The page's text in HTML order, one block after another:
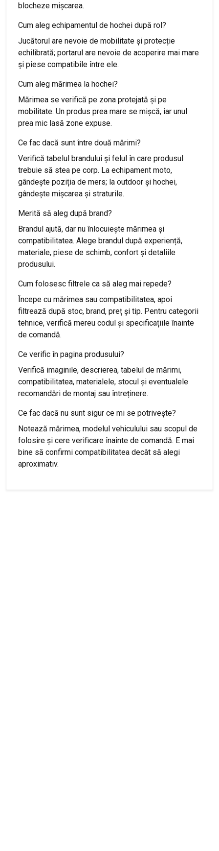
blocheze mișcarea.
Cum aleg echipamentul de hochei după rol?
Jucătorul are nevoie de mobilitate și protecție
echilibrată; portarul are nevoie de acoperire mai mare
și piese compatibile între ele.
Cum aleg mărimea la hochei?
Mărimea se verifică pe zona protejată și pe
mobilitate. Un produs prea mare se mișcă, iar unul
prea mic lasă zone expuse.
Ce fac dacă sunt între două mărimi?
Verifică tabelul brandului și felul în care produsul
trebuie să stea pe corp. La echipament moto,
gândește poziția de mers; la outdoor și hochei,
gândește mișcarea și straturile.
Merită să aleg după brand?
Brandul ajută, dar nu înlocuiește mărimea și
compatibilitatea. Alege brandul după experiență,
materiale, piese de schimb, confort și detaliile
produsului.
Cum folosesc filtrele ca să aleg mai repede?
Începe cu mărimea sau compatibilitatea, apoi
filtrează după stoc, brand, preț și tip. Pentru categorii
tehnice, verifică mereu codul și specificațiile înainte
de comandă.
Ce verific în pagina produsului?
Verifică imaginile, descrierea, tabelul de mărimi,
compatibilitatea, materialele, stocul și eventualele
recomandări de montaj sau întreținere.
Ce fac dacă nu sunt sigur ce mi se potrivește?
Notează mărimea, modelul vehiculului sau scopul de
folosire și cere verificare înainte de comandă. E mai
bine să confirmi compatibilitatea decât să alegi
aproximativ.